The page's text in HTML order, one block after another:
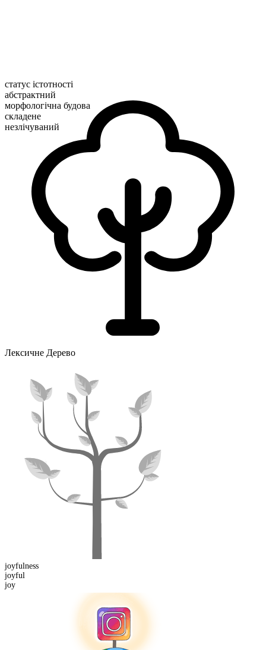
статус істотності
абстрактний
морфологічна будова
складене
незлічуваний
Лексичне Дерево
joyfulness
joyful
joy